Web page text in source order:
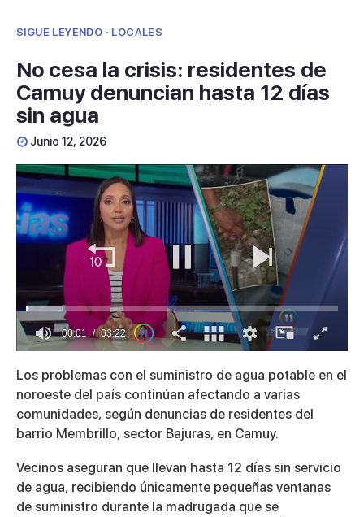
SIGUE LEYENDO · LOCALES
No cesa la crisis: residentes de
Camuy denuncian hasta 12 días
sin agua
Junio 12, 2026
seconds
of
3
minutes,
22
seconds
00:01 03:22
Los problemas con el suministro de agua potable en el
noroeste del país continúan afectando a varias
comunidades, según denuncias de residentes del
barrio Membrillo, sector Bajuras, en Camuy.
Vecinos aseguran que llevan hasta 12 días sin servicio
de agua, recibiendo únicamente pequeñas ventanas
de suministro durante la madrugada que se